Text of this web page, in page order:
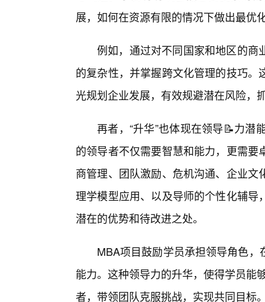
展，如何在资源有限的情况下做出最优
例如，通过对不同国家和地区的商
的复杂性，并掌握跨文化管理的技巧
光规划企业发展，有效规避潜在风险，
再者，“升华”也体现在领导📝力潜
的领导者不仅需要智慧和能力，更需
商管理、团队激励、危机沟通、企业
理学模型应用、以及导师的个性化辅
潜在的优势和待改进之处。
MBA项目鼓励学员承担领导角色
能力。这种领导力的升华，使得学员能
者，带领团队克服挑战，实现共同目标